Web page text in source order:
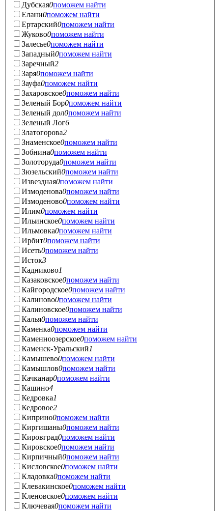
Дубская0поможем найти
Елани0поможем найти
Ертарский0поможем найти
Жуково0поможем найти
Залесье0поможем найти
Западный0поможем найти
Заречный2
Заря0поможем найти
Зауфа0поможем найти
Захаровское0поможем найти
Зеленый Бор0поможем найти
Зеленый дол0поможем найти
Зеленый Лог6
Златогорова2
Знаменское0поможем найти
Зобнина0поможем найти
Золоторуда0поможем найти
Зюзельский0поможем найти
Извездная0поможем найти
Измоденова0поможем найти
Измоденово0поможем найти
Илим0поможем найти
Ильинское0поможем найти
Ильмовка0поможем найти
Ирбит0поможем найти
Исеть0поможем найти
Исток3
Кадниково1
Казаковское0поможем найти
Кайгородское0поможем найти
Калиново0поможем найти
Калиновское0поможем найти
Калья0поможем найти
Каменка0поможем найти
Каменноозерское0поможем найти
Каменск-Уральский1
Камышево0поможем найти
Камышлов0поможем найти
Качканар0поможем найти
Кашино4
Кедровка1
Кедровое2
Киприно0поможем найти
Киргишаны0поможем найти
Кировград0поможем найти
Кировское0поможем найти
Кирпичный0поможем найти
Кисловское0поможем найти
Кладовка0поможем найти
Клевакинское0поможем найти
Кленовское0поможем найти
Ключевая0поможем найти